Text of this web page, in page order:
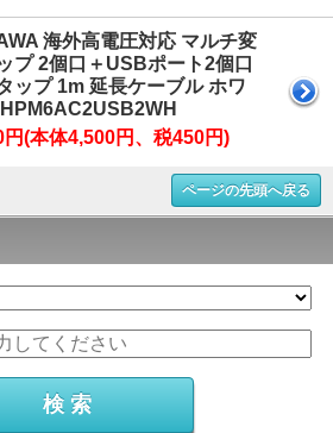
海外高電圧対応 マルチ変
プ 2個口＋USBポート2個口
ップ 1m 延長ケーブル ホワ
円(本体4,500円、税450円)
ページの先頭へ戻る